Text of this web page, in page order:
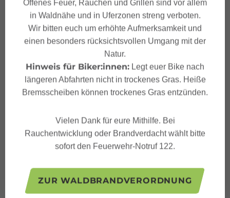
Eigenschaften
Routentyp Winterwandern
Schwierigkeit Leicht
Start Bushaltestelle - Säge
Bushaltestelle - Säge
Beste Jahreszeit
Offenes Feuer, Rauchen und Grillen sind vor allem
in Waldnähe und in Uferzonen streng verboten.
Wir bitten euch um erhöhte Aufmerksamkeit und
einen besonders rücksichtsvollen Umgang mit der
Natur.
Hinweis für Biker:innen: Legt euer Bike nach
längeren Abfahrten nicht in trockenes Gras. Heiße
Bremsscheiben können trockenes Gras entzünden.
Vielen Dank für eure Mithilfe. Bei
Rauchentwicklung oder Brandverdacht wählt bitte
sofort den Feuerwehr-Notruf 122.
ZUR WALDBRANDVERORDNUNG